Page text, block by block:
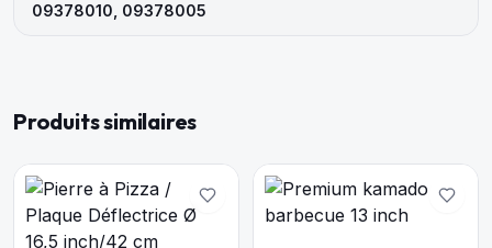
09378010, 09378005
Produits similaires